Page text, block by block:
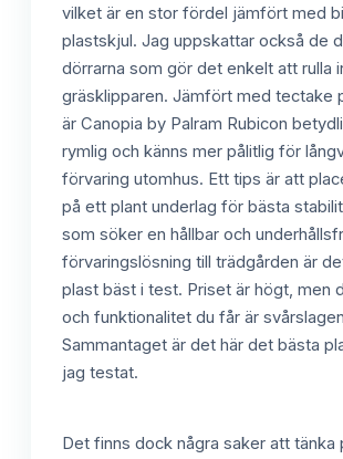
vilket är en stor fördel jämfört med
plastskjul. Jag uppskattar också de
dörrarna som gör det enkelt att rulla
gräsklipparen. Jämfört med tectake
är Canopia by Palram Rubicon
rymlig och känns mer pålitlig för
förvaring utomhus. Ett tips är att
på ett plant underlag för bästa
som söker en hållbar och
förvaringslösning till trädgården är
plast bäst i test. Priset är högt, men
och funktionalitet du får är
Sammantaget är det här det bästa
jag testat.
Det finns dock några saker att tänka